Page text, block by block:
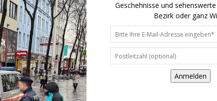
Geschehnisse und
Bezirk oder ganz
Anmelden